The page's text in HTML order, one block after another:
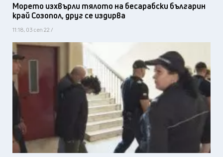
Морето изхвърли тялото на бесарабски българин
край Созопол, друг се издирва
11:18, 03 сеп 22 /